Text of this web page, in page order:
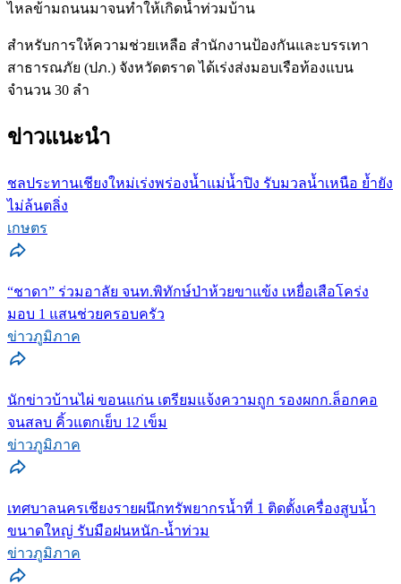
ไหลข้ามถนนมาจนทำให้เกิดน้ำท่วมบ้าน
สำหรับการให้ความช่วยเหลือ สำนักงานป้องกันและบรรเทา
สาธารณภัย (ปภ.) จังหวัดตราด ได้เร่งส่งมอบเรือท้องแบน
จำนวน 30 ลำ
ข่าวแนะนำ
ชลประทานเชียงใหม่เร่งพร่องน้ำแม่น้ำปิง รับมวลน้ำเหนือ ย้ำยัง
ไม่ล้นตลิ่ง
เกษตร
“ชาดา” ร่วมอาลัย จนท.พิทักษ์ป่าห้วยขาแข้ง เหยื่อเสือโคร่ง
มอบ 1 แสนช่วยครอบครัว
ข่าวภูมิภาค
นักข่าวบ้านไผ่ ขอนแก่น เตรียมแจ้งความถูก รองผกก.ล็อกคอ
จนสลบ คิ้วแตกเย็บ 12 เข็ม
ข่าวภูมิภาค
เทศบาลนครเชียงรายผนึกทรัพยากรน้ำที่ 1 ติดตั้งเครื่องสูบน้ำ
ขนาดใหญ่ รับมือฝนหนัก-น้ำท่วม
ข่าวภูมิภาค